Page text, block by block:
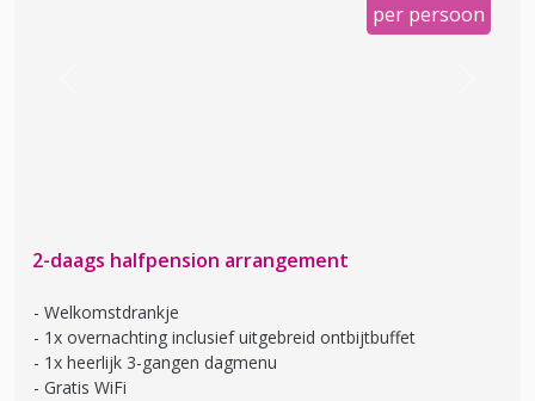
per persoon
2-daags halfpension arrangement
Welkomstdrankje
1x overnachting inclusief uitgebreid ontbijtbuffet
1x heerlijk 3-gangen dagmenu
Gratis WiFi